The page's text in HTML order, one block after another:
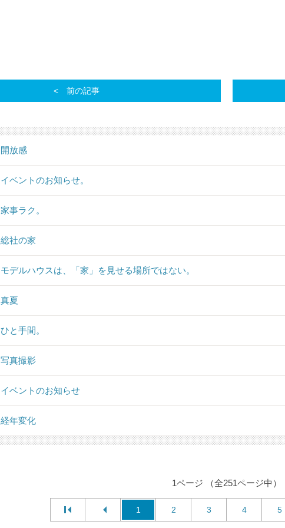
前の記事
開放感
イベントのお知らせ。
家事ラク。
総社の家
モデルハウスは、「家」を見せる場所ではない。
真夏
ひと手間。
写真撮影
イベントのお知らせ
経年変化
1ページ （全251ページ中）
1 2 3 4 5